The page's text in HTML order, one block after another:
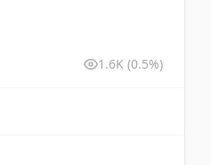
1.6K (0.5%)